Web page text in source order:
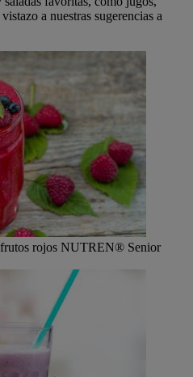
a nuestras sugerencias a
rojos NUTREN® Senior